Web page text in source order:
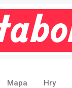
Mapa Hry